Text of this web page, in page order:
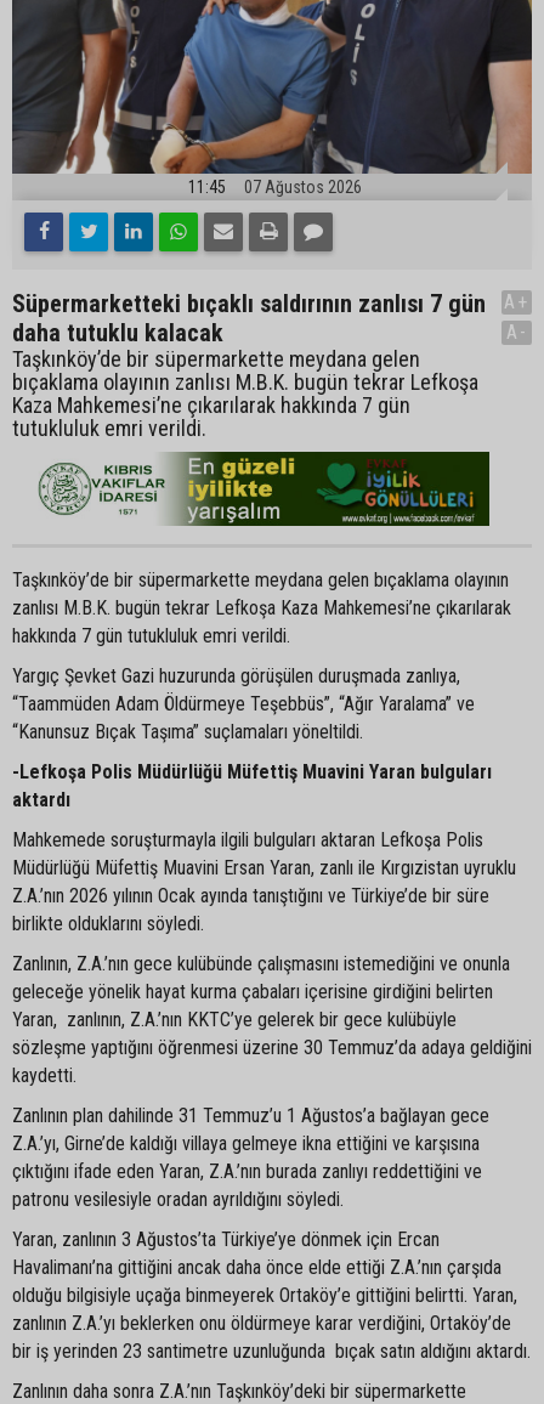
11:45 07 Ağustos 2026
Süpermarketteki bıçaklı saldırının zanlısı 7 gün
daha tutuklu kalacak
Taşkınköy’de bir süpermarkette meydana gelen
bıçaklama olayının zanlısı M.B.K. bugün tekrar Lefkoşa
Kaza Mahkemesi’ne çıkarılarak hakkında 7 gün
tutukluluk emri verildi.
A+
A-
Taşkınköy’de bir süpermarkette meydana gelen bıçaklama olayının
zanlısı M.B.K. bugün tekrar Lefkoşa Kaza Mahkemesi’ne çıkarılarak
hakkında 7 gün tutukluluk emri verildi.
Yargıç Şevket Gazi huzurunda görüşülen duruşmada zanlıya,
“Taammüden Adam Öldürmeye Teşebbüs”, “Ağır Yaralama” ve
“Kanunsuz Bıçak Taşıma” suçlamaları yöneltildi.
-Lefkoşa Polis Müdürlüğü Müfettiş Muavini Yaran bulguları
aktardı
Mahkemede soruşturmayla ilgili bulguları aktaran Lefkoşa Polis
Müdürlüğü Müfettiş Muavini Ersan Yaran, zanlı ile Kırgızistan uyruklu
Z.A.’nın 2026 yılının Ocak ayında tanıştığını ve Türkiye’de bir süre
birlikte olduklarını söyledi.
Zanlının, Z.A.’nın gece kulübünde çalışmasını istemediğini ve onunla
geleceğe yönelik hayat kurma çabaları içerisine girdiğini belirten
Yaran, zanlının, Z.A.’nın KKTC’ye gelerek bir gece kulübüyle
sözleşme yaptığını öğrenmesi üzerine 30 Temmuz’da adaya geldiğini
kaydetti.
Zanlının plan dahilinde 31 Temmuz’u 1 Ağustos’a bağlayan gece
Z.A.’yı, Girne’de kaldığı villaya gelmeye ikna ettiğini ve karşısına
çıktığını ifade eden Yaran, Z.A.’nın burada zanlıyı reddettiğini ve
patronu vesilesiyle oradan ayrıldığını söyledi.
Yaran, zanlının 3 Ağustos’ta Türkiye’ye dönmek için Ercan
Havalimanı’na gittiğini ancak daha önce elde ettiği Z.A.’nın çarşıda
olduğu bilgisiyle uçağa binmeyerek Ortaköy’e gittiğini belirtti. Yaran,
zanlının Z.A.’yı beklerken onu öldürmeye karar verdiğini, Ortaköy’de
bir iş yerinden 23 santimetre uzunluğunda bıçak satın aldığını aktardı.
Zanlının daha sonra Z.A.’nın Taşkınköy’deki bir süpermarkette